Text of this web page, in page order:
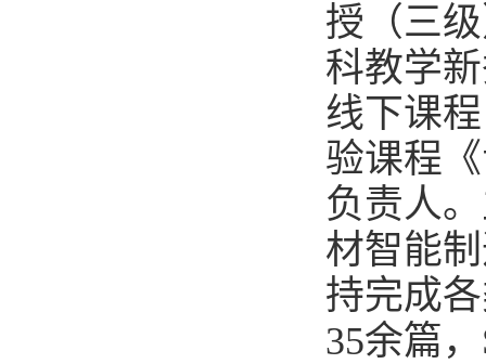
授（三
科教学
线下课
验课程
负责人
材智能
持完成
35余篇